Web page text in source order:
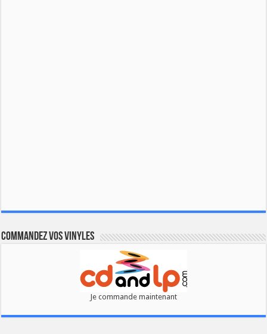
Commandez vos vinyles
Je commande maintenant